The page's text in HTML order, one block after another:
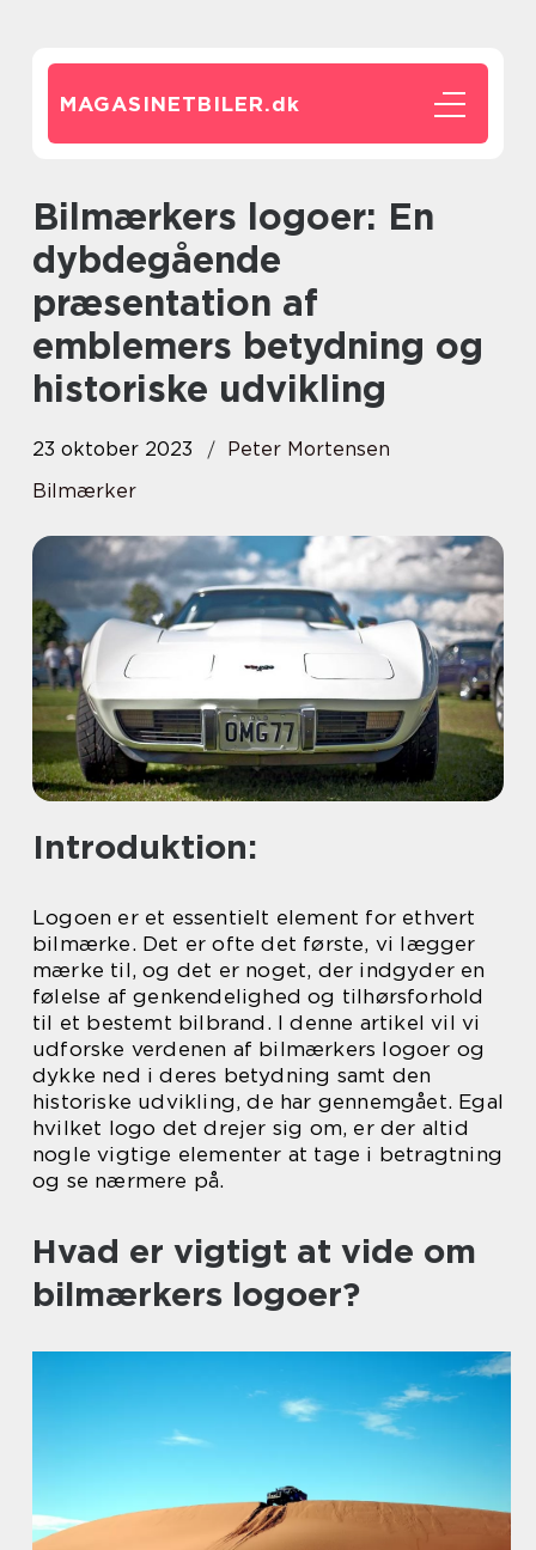
MAGASINETBILER.dk
Bilmærkers logoer: En
dybdegående
præsentation af
emblemers betydning og
historiske udvikling
23 oktober 2023
Peter Mortensen
Bilmærker
Introduktion:
Logoen er et essentielt element for ethvert
bilmærke. Det er ofte det første, vi lægger
mærke til, og det er noget, der indgyder en
følelse af genkendelighed og tilhørsforhold
til et bestemt bilbrand. I denne artikel vil vi
udforske verdenen af bilmærkers logoer og
dykke ned i deres betydning samt den
historiske udvikling, de har gennemgået. Egal
hvilket logo det drejer sig om, er der altid
nogle vigtige elementer at tage i betragtning
og se nærmere på.
Hvad er vigtigt at vide om
bilmærkers logoer?